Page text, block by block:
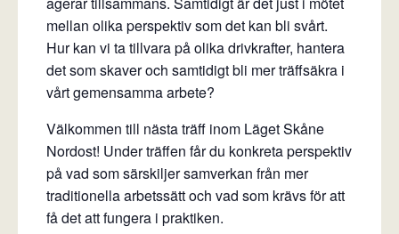
mellan olika perspektiv som det kan bli svårt.
Hur kan vi ta tillvara på olika drivkrafter, hantera
det som skaver och samtidigt bli mer träffsäkra i
vårt gemensamma arbete?
Välkommen till nästa träff inom Läget Skåne
Nordost! Under träffen får du konkreta perspektiv
på vad som särskiljer samverkan från mer
traditionella arbetssätt och vad som krävs för att
få det att fungera i praktiken.